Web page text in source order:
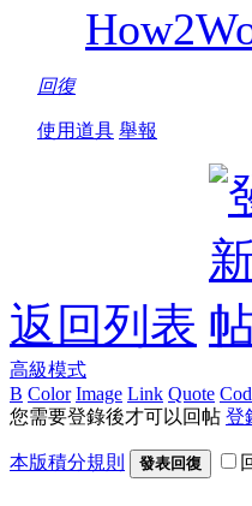
回復
使用道具 舉報
返回列表
高級模式
B Color Image Link Quote
您需要登錄後才可以回帖 登
本版積分規則 發表回復